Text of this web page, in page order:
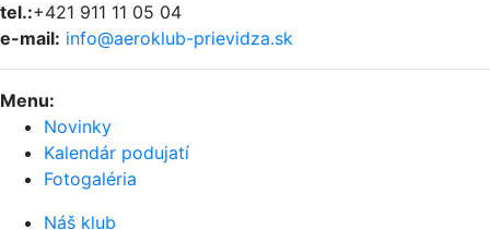
tel.:+421 911 11 05 04
e-mail: info@aeroklub-prievidza.sk
Menu:
Novinky
Kalendár podujatí
Fotogaléria
Náš klub